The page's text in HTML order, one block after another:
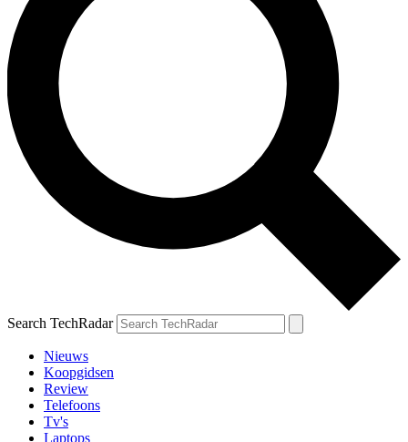
Search TechRadar
Nieuws
Koopgidsen
Review
Telefoons
Tv's
Laptops